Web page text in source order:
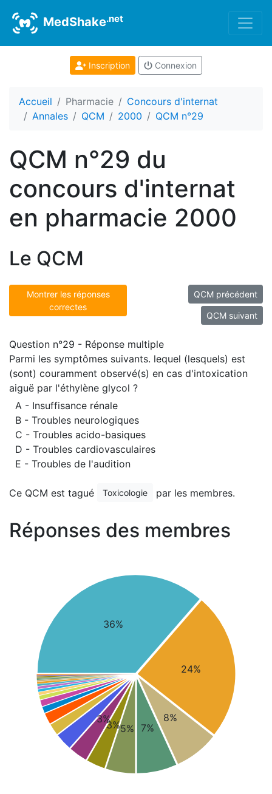
MedShake.net
Inscription Connexion
Accueil Pharmacie
Concours d'internat
Annales
QCM 2000 QCM n°29
QCM n°29 du
concours d'internat
en pharmacie 2000
Le QCM
Montrer les réponses
correctes
QCM précédent
QCM suivant
Question n°29 - Réponse multiple
Parmi les symptômes suivants. lequel (lesquels) est
(sont) couramment observé(s) en cas d'intoxication
aiguë par l'éthylène glycol ?
A - Insuffisance rénale
B - Troubles neurologiques
C - Troubles acido-basiques
D - Troubles cardiovasculaires
E - Troubles de l'audition
Ce QCM est tagué Toxicologie par les membres.
Réponses des membres
36%
24%
8%
7%
5%
3%
3%